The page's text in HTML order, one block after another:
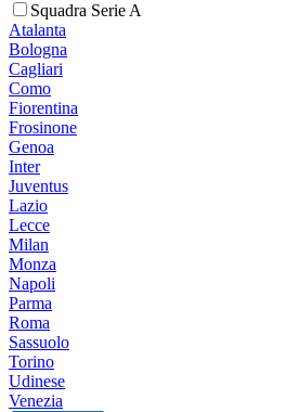
Squadra Serie A
Atalanta
Bologna
Cagliari
Como
Fiorentina
Frosinone
Genoa
Inter
Juventus
Lazio
Lecce
Milan
Monza
Napoli
Parma
Roma
Sassuolo
Torino
Udinese
Venezia